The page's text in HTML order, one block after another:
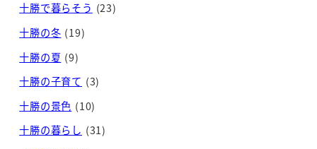
十勝で暮らそう (23)
十勝の冬 (19)
十勝の夏 (9)
十勝の子育て (3)
十勝の景色 (10)
十勝の暮らし (31)